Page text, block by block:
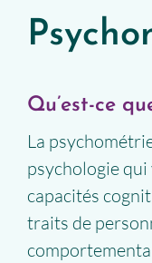
Qu’est-ce
La
psychologie
capacités
traits de